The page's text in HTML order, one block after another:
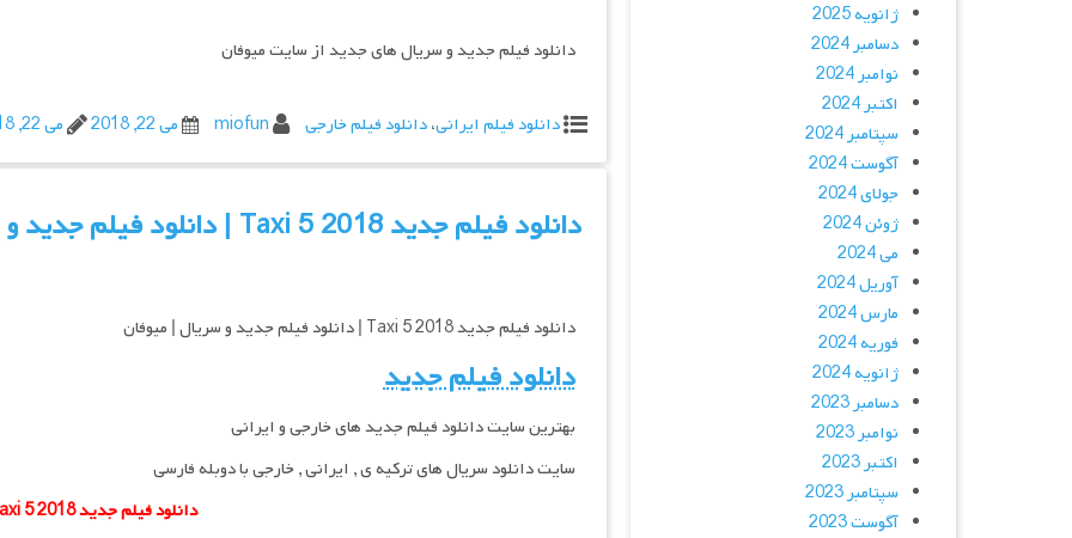
دانلود فیلم جدید و سریال های جدید از سایت میوفان
دانلود فیلم ایرانی،دانلود فیلم خارجی miofun می 22, 2018 می 22, 2018
دانلود فیلم جدید Taxi 5 2018 | دانلود فیلم جدید و سریال | میوفان
دانلود فیلم جدید Taxi 5 2018 | دانلود فیلم جدید و سریال | میوفان
دانلود فیلم جدید
بهترین سایت دانلود فیلم جدید های خارجی و ایرانی
سایت دانلود سریال های ترکیه ی , ایرانی , خارجی با دوبله فارسی
دانلود فیلم جدید Taxi 5 2018
ژانویه 2025
دسامبر 2024
نوامبر 2024
اکتبر 2024
سپتامبر 2024
آگوست 2024
جولای 2024
ژوئن 2024
می 2024
آوریل 2024
مارس 2024
فوریه 2024
ژانویه 2024
دسامبر 2023
نوامبر 2023
اکتبر 2023
سپتامبر 2023
آگوست 2023